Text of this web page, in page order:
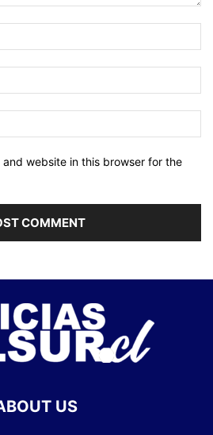
and website in this browser for the
US